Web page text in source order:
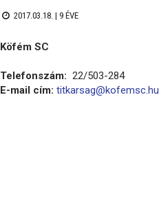
2017.03.18. | 9 ÉVE
Köfém SC
Telefonszám: 22/503-284
E-mail cím: titkarsag@kofemsc.hu